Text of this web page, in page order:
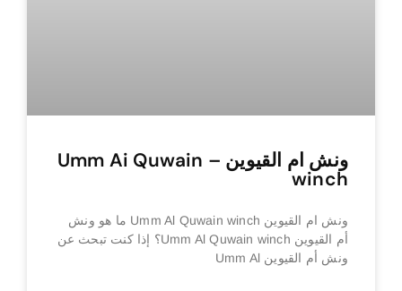
ونش ام القيوين – Umm Ai Quwain
winch
ونش ام القيوين Umm Al Quwain winch ما هو ونش
أم القيوين Umm Al Quwain winch؟ إذا كنت تبحث عن
ونش أم القيوين Umm Al